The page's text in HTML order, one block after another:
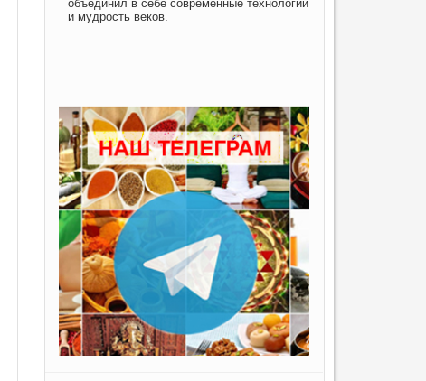
объединил в себе современные технологии
и мудрость веков.